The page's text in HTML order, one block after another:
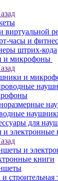
виртуальной
часы и
штрих-кода
и микрофоны
и
для
электронные
и
книги